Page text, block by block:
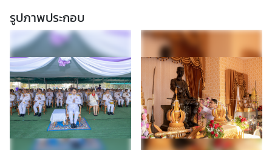
ช
น
ร้
อ
ง
เ
รี
รูปภาพประกอบ